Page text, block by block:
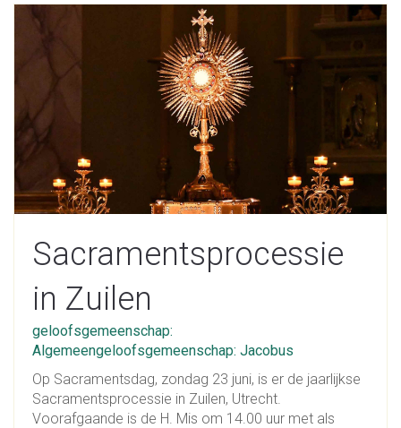
Sacramentsprocessie
in Zuilen
geloofsgemeenschap:
Algemeengeloofsgemeenschap: Jacobus
Op Sacramentsdag, zondag 23 juni, is er de jaarlijkse
Sacramentsprocessie in Zuilen, Utrecht.
Voorafgaande is de H. Mis om 14.00 uur met als